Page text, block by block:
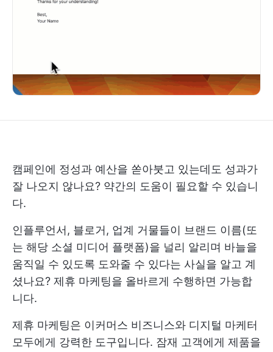
캠페인에 정성과 예산을 쏟아붓고 있는데도 성과가
잘 나오지 않나요? 약간의 도움이 필요할 수 있습니
다.
인플루언서, 블로거, 업계 거물들이 브랜드 이름(또
는 해당 소셜 미디어 플랫폼)을 널리 알리며 바늘을
움직일 수 있도록 도와줄 수 있다는 사실을 알고 계
셨나요? 제휴 마케팅을 올바르게 수행하면 가능합
니다.
제휴 마케팅은 이커머스 비즈니스와 디지털 마케터
모두에게 강력한 도구입니다. 잠재 고객에게 제품을